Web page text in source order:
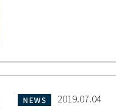
2019.07.04